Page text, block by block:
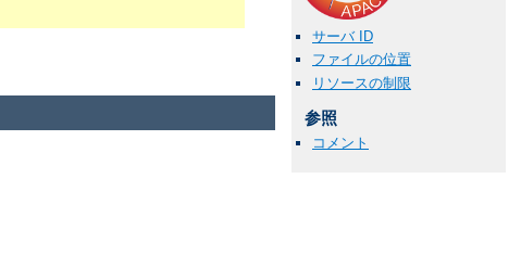
サーバ ID
ファイルの位置
リソースの制限
参照
コメント